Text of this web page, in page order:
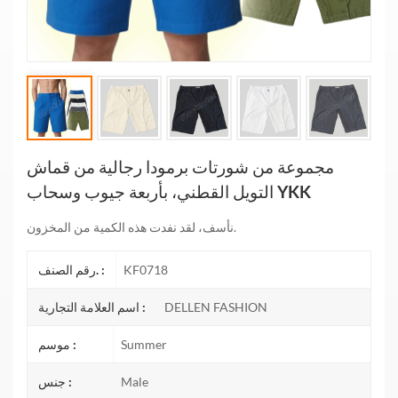
مجموعة من شورتات برمودا رجالية من قماش
التويل القطني، بأربعة جيوب وسحاب YKK
نأسف، لقد نفدت هذه الكمية من المخزون.
رقم الصنف. : KF0718
اسم العلامة التجارية : DELLEN FASHION
موسم : Summer
جنس : Male